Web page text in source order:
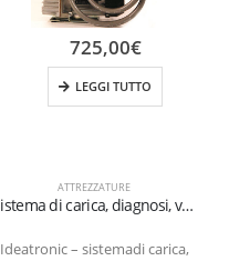
ATTREZZATURE
Sistema di carica, diagnosi, vuoto per impianti – IdeaTronic
Ideatronic – sistemadi carica,
725,00€
LEGGI TUTTO